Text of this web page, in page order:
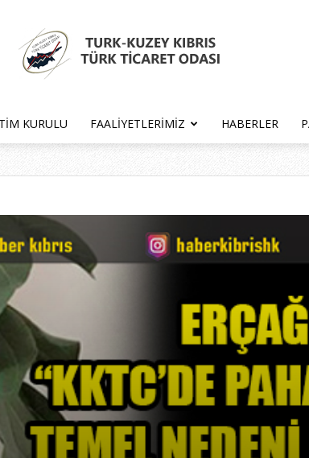
Kıbrıs
Ticaret
KURULU FAALIYETLERIMIZ HABERLER